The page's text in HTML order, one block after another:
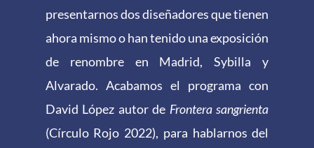
presentarnos dos diseñadores que tienen
ahora mismo o han tenido una exposición
de renombre en Madrid, Sybilla y
Alvarado. Acabamos el programa con
David López autor de Frontera sangrienta
(Círculo Rojo 2022), para hablarnos del